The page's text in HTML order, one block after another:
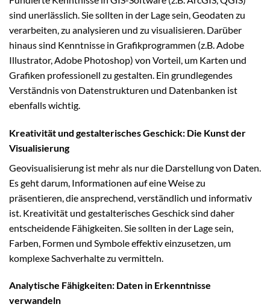
sind unerlässlich. Sie sollten in der Lage sein, Geodaten zu
verarbeiten, zu analysieren und zu visualisieren. Darüber
hinaus sind Kenntnisse in Grafikprogrammen (z.B. Adobe
Illustrator, Adobe Photoshop) von Vorteil, um Karten und
Grafiken professionell zu gestalten. Ein grundlegendes
Verständnis von Datenstrukturen und Datenbanken ist
ebenfalls wichtig.
Kreativität und gestalterisches Geschick: Die Kunst der
Visualisierung
Geovisualisierung ist mehr als nur die Darstellung von Daten.
Es geht darum, Informationen auf eine Weise zu
präsentieren, die ansprechend, verständlich und informativ
ist. Kreativität und gestalterisches Geschick sind daher
entscheidende Fähigkeiten. Sie sollten in der Lage sein,
Farben, Formen und Symbole effektiv einzusetzen, um
komplexe Sachverhalte zu vermitteln.
Analytische Fähigkeiten: Daten in Erkenntnisse
verwandeln